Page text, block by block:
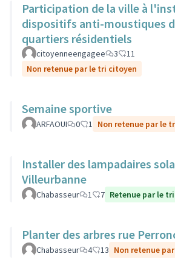
Participation de la ville à
dispositifs anti-moustiques
quartiers résidentiels
citoyenneengagee 3
11
Non retenue par le tri citoyen
Semaine sportive
ARFAOUI 0 1 Non retenue par le
Installer des lampadaires
Villeurbanne
Chabasseur 1 7 Retenue par le
Planter des arbres rue
Chabasseur 4 13 Non retenue